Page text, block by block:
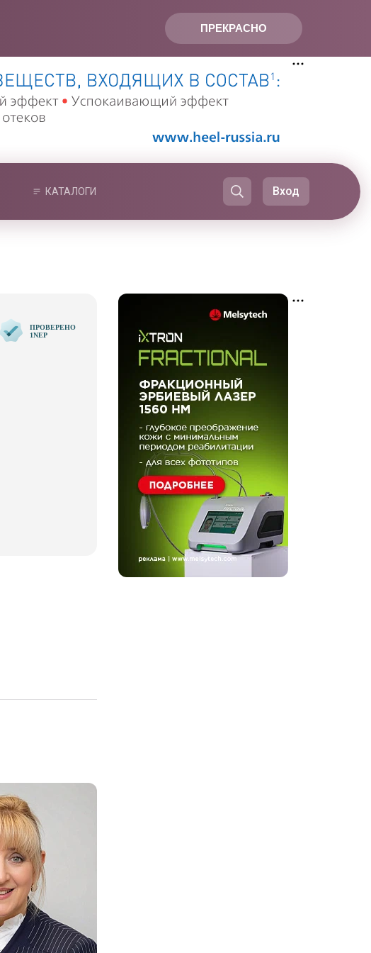
ПРЕКРАСНО
КАТАЛОГИ Вход
ПРОВЕРЕНО
1NEP